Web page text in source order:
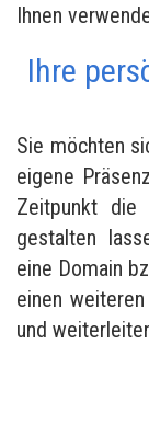
Ihnen
Ihre
Sie möchten
eigene
Zeitpunkt die
gestalten
eine Domain
einen
und